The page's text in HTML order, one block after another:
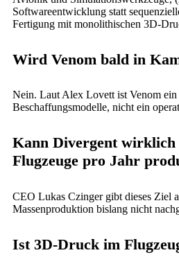
Softwareentwicklung statt
Fertigung mit monolithischen 3D-
Wird Venom bald in
Nein. Laut Alex Lovett ist Venom ein
Beschaffungsmodelle, nicht ein
Kann Divergent wirklich
Flugzeuge pro Jahr
CEO Lukas Czinger gibt dieses Ziel
Massenproduktion bislang nicht
Ist 3D-Druck im